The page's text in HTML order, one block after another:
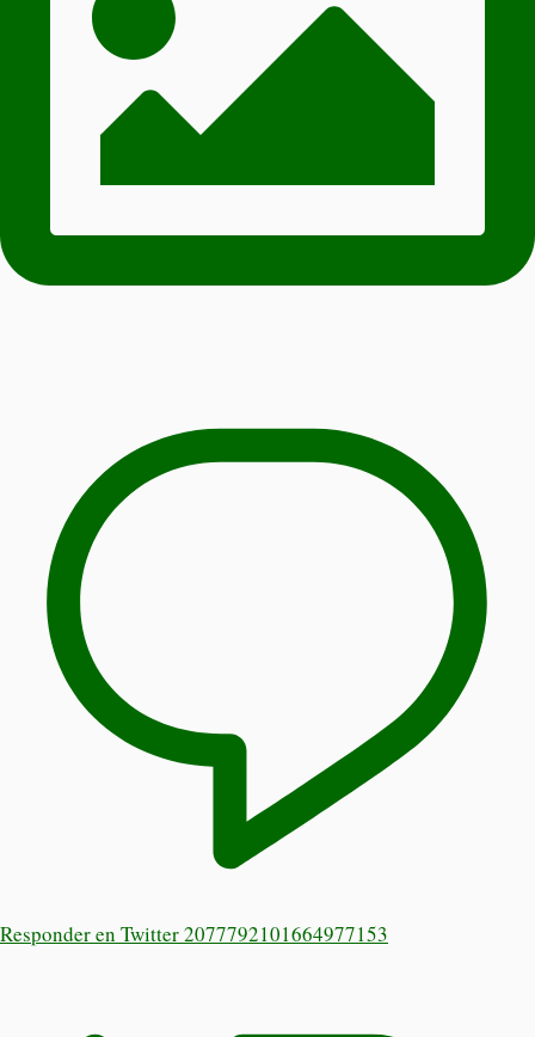
Responder en Twitter 2077792101664977153